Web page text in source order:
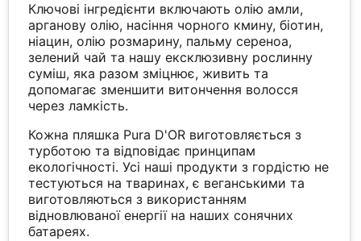
Ключові інгредієнти включають олію амли,
арганову олію, насіння чорного кмину, біотин,
ніацин, олію розмарину, пальму сереноа,
зелений чай та нашу ексклюзивну рослинну
суміш, яка разом зміцнює, живить та
допомагає зменшити витончення волосся
через ламкість.
Кожна пляшка Pura D'OR виготовляється з
турботою та відповідає принципам
екологічності. Усі наші продукти з гордістю не
тестуються на тваринах, є веганськими та
виготовляються з використанням
відновлюваної енергії на наших сонячних
батареях.